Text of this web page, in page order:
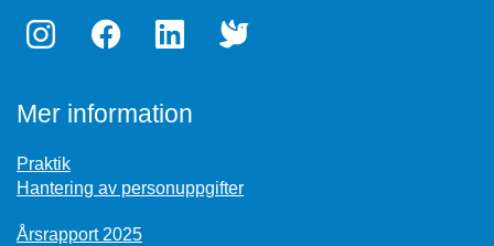
Mer information
Praktik
Hantering av personuppgifter
Årsrapport 2025